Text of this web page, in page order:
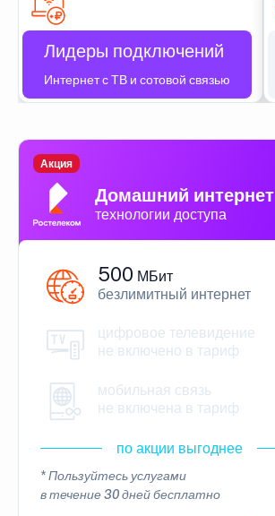
Лидеры подключений
Интернет с ТВ и сотовой связью
Домашний интернет
технологии доступа
Акция
500 МБит
безлимитный интернет
цифровое телевидение
не включено в тариф
мобильная связь
не включена в тариф
по акции выгоднее
* Пользуйтесь услугами
в течение 30 дней бесплатно